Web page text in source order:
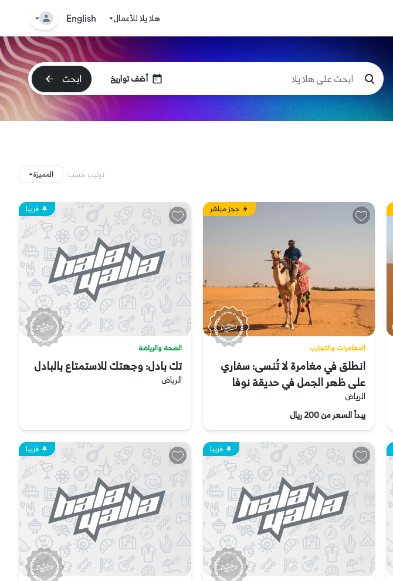
🤘
هلا يلا للأعمال English
أضف تواريخ ابحث
ترتيب حسب المميزة
حجز مباشر
المغامرات والتجارب
انطلق في مغامرة لا تُنسى: سفاري
على ظهر الجمل في حديقة نوفا
الرياض
يبدأ السعر من 200 ريال
قريبا
الصحة والرياضة
تك بادل: وجهتك للاستمتاع بالبادل
الرياض
قريبا قريبا